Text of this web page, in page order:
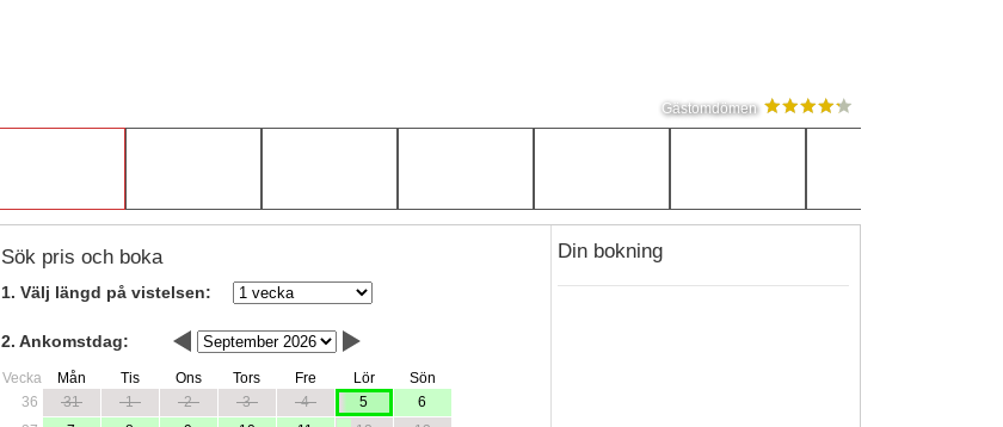
Gästomdömen
Sök pris och boka
1. Välj längd på vistelsen:
2. Ankomstdag:
Vecka Mån Tis Ons Tors Fre Lör
Sön
36
31 1 2 3 4 5
6
Din bokning